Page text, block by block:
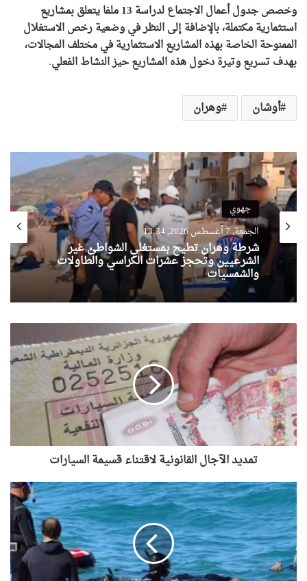
وخصص جدول أعمال الاجتماع لدراسة 13 ملفا يتعلق بمشاريع
استثمارية مكتملة، بالإضافة إلى النظر في وضعية رخص الاستغلال
الممنوحة الخاصة بهذه المشاريع الاستثمارية في مختلف المجالات،
بهدف تسريع وتيرة دخول هذه المشاريع حيز النشاط الفعلي.
أوشان وهران
جهوي
الجمعة, 7 أغسطس 2026, 13:34
شرطة وهران تطيح بمستغلي الشواطئ غير
الشرعيين وتحجز عشرات الكراسي والطاولات
والشمسيات
تمديد
الآجال
القانونية
لاقتناء
قسيمة
السيارات
تمديد الآجال القانونية لاقتناء قسيمة السيارات
الطارف:
وفاة
طفل
وإنقاذ
آخر
من
الموت